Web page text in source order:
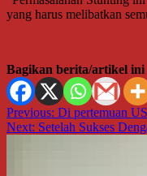
yang harus melibatkan
Bagikan berita/artikel ini
Navigasi
pos
Previous: Di pertemuan
Next: Setelah Sukses